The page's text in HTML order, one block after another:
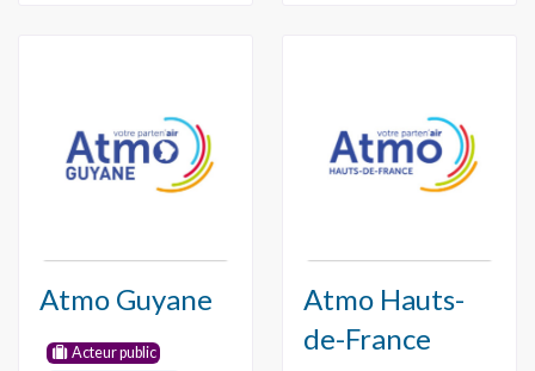
Atmo Guyane
Acteur public
Atmo Hauts-
de-France